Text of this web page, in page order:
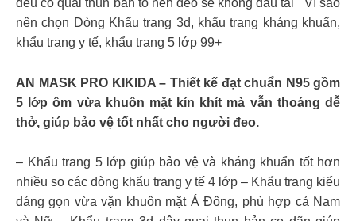
đều có quai thun bản to nên đeo sẽ không đau tai Vì sao
nên chọn Dòng Khẩu trang 3d, khẩu trang kháng khuẩn,
khẩu trang y tế, khẩu trang 5 lớp 99+
AN MASK PRO KIKIDA – Thiết kế đạt chuẩn N95 gồm
5 lớp ôm vừa khuôn mặt kín khít mà vẫn thoáng dễ
thở, giúp bảo vệ tốt nhất cho người đeo.
– Khẩu trang 5 lớp giúp bảo vệ và kháng khuẩn tốt hơn
nhiều so các dòng khẩu trang y tế 4 lớp – Khẩu trang kiểu
dáng gọn vừa vặn khuôn mặt Á Đông, phù hợp cả Nam